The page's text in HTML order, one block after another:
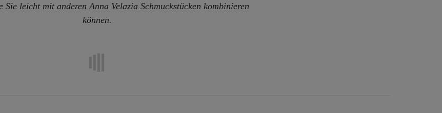
Sie leicht mit anderen Anna Velazia Schmuckstücken kombinieren
können.